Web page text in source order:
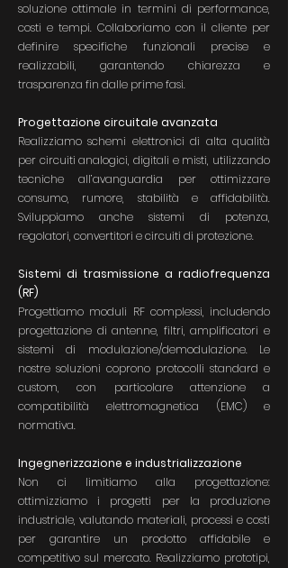
soluzione ottimale in termini di performance,
costi e tempi. Collaboriamo con il cliente per
definire specifiche funzionali precise e
realizzabili, garantendo chiarezza e
trasparenza fin dalle prime fasi.
Progettazione circuitale avanzata
Realizziamo schemi elettronici di alta qualità
per circuiti analogici, digitali e misti, utilizzando
tecniche all’avanguardia per ottimizzare
consumo, rumore, stabilità e affidabilità.
Sviluppiamo anche sistemi di potenza,
regolatori, convertitori e circuiti di protezione.
Sistemi di trasmissione a radiofrequenza
(RF)
Progettiamo moduli RF complessi, includendo
progettazione di antenne, filtri, amplificatori e
sistemi di modulazione/demodulazione. Le
nostre soluzioni coprono protocolli standard e
custom, con particolare attenzione a
compatibilità elettromagnetica (EMC) e
normativa.
Ingegnerizzazione e industrializzazione
Non ci limitiamo alla progettazione:
ottimizziamo i progetti per la produzione
industriale, valutando materiali, processi e costi
per garantire un prodotto affidabile e
competitivo sul mercato. Realizziamo prototipi,